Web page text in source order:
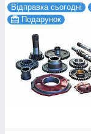
Відправка сьогодні
Подарунок